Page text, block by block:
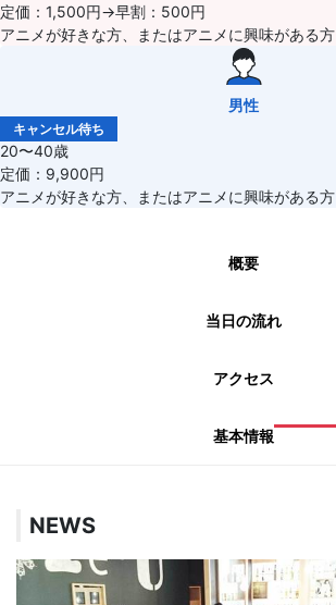
定価：1,500円→早割：500円
アニメが好きな方、またはアニメに興味がある方
男性
キャンセル待ち
20〜40歳
定価：9,900円
アニメが好きな方、またはアニメに興味がある方
概要
当日の流れ
アクセス
基本情報
NEWS